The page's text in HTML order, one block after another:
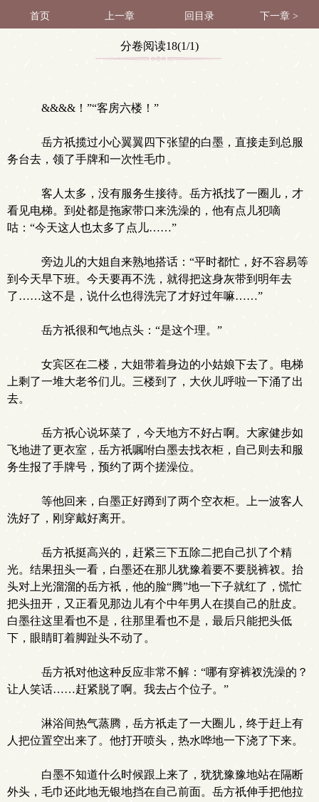
首页 上一章 回目录 下一章 >
分卷阅读18(1/1)
&&&&！”“客房六楼！”
岳方祇揽过小心翼翼四下张望的白墨，直接走到总服
务台去，领了手牌和一次性毛巾。
客人太多，没有服务生接待。岳方祇找了一圈儿，才
看见电梯。到处都是拖家带口来洗澡的，他有点儿犯嘀
咕：“今天这人也太多了点儿……”
旁边儿的大姐自来熟地搭话：“平时都忙，好不容易等
到今天早下班。今天要再不洗，就得把这身灰带到明年去
了……这不是，说什么也得洗完了才好过年嘛……”
岳方祇很和气地点头：“是这个理。”
女宾区在二楼，大姐带着身边的小姑娘下去了。电梯
上剩了一堆大老爷们儿。三楼到了，大伙儿呼啦一下涌了出
去。
岳方祇心说坏菜了，今天地方不好占啊。大家健步如
飞地进了更衣室，岳方祇嘱咐白墨去找衣柜，自己则去和服
务生报了手牌号，预约了两个搓澡位。
等他回来，白墨正好蹲到了两个空衣柜。上一波客人
洗好了，刚穿戴好离开。
岳方祇挺高兴的，赶紧三下五除二把自己扒了个精
光。结果扭头一看，白墨还在那儿犹豫着要不要脱裤衩。抬
头对上光溜溜的岳方祇，他的脸“腾”地一下子就红了，慌忙
把头扭开，又正看见那边儿有个中年男人在摸自己的肚皮。
白墨往这里看也不是，往那里看也不是，最后只能把头低
下，眼睛盯着脚趾头不动了。
岳方祇对他这种反应非常不解：“哪有穿裤衩洗澡的？
让人笑话……赶紧脱了啊。我去占个位子。”
淋浴间热气蒸腾，岳方祇走了一大圈儿，终于赶上有
人把位置空出来了。他打开喷头，热水哗地一下浇了下来。
白墨不知道什么时候跟上来了，犹犹豫豫地站在隔断
外头，毛巾还此地无银地挡在自己前面。岳方祇伸手把他拉